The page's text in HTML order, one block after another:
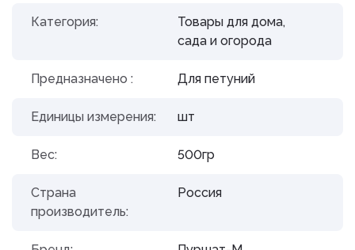
Категория:
Товары для дома,
сада и огорода
Предназначено : Для петуний
Единицы измерения: шт
Вес: 500гр
Страна
производитель:
Россия